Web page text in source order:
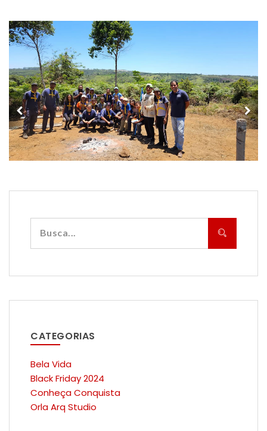
CATEGORIAS
Bela Vida
Black Friday 2024
Conheça Conquista
Orla Arq Studio